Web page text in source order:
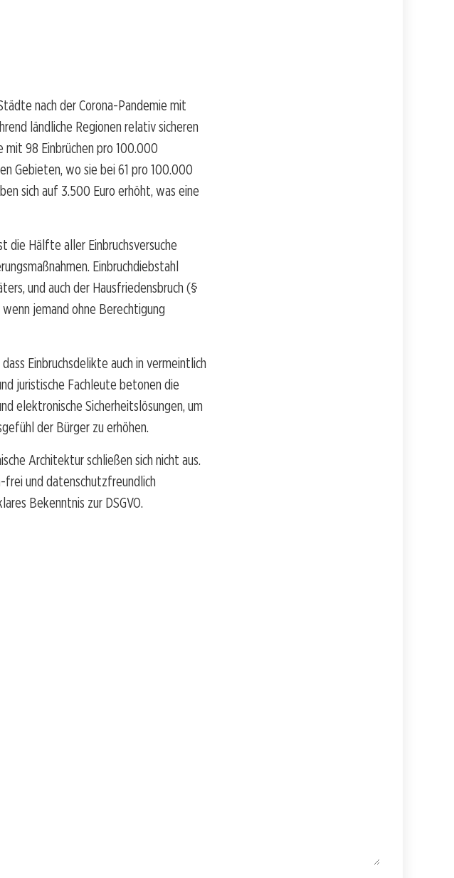
nach der Corona-Pandemie mit
ländliche Regionen relativ sicheren
98 Einbrüchen pro 100.000
Gebieten, wo sie bei 61 pro 100.000
sich auf 3.500 Euro erhöht, was eine
die Hälfte aller Einbruchsversuche
Einbruchdiebstahl
und auch der Hausfriedensbruch (§
jemand ohne Berechtigung
Einbruchsdelikte auch in vermeintlich
juristische Fachleute betonen die
elektronische Sicherheitslösungen, um
der Bürger zu erhöhen.
Architektur schließen sich nicht aus.
und datenschutzfreundlich
Bekenntnis zur DSGVO.